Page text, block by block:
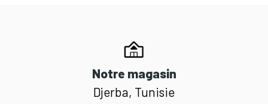
Notre magasin
Djerba, Tunisie